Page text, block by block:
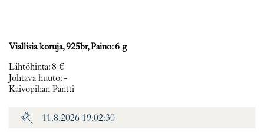
Viallisia koruja, 925br, Paino: 6 g
Lähtöhinta:8 €
Johtava huuto:-
Kaivopihan Pantti
11.8.2026 19:02:30